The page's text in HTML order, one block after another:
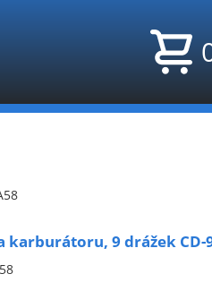
karburátoru, 9 drážek CD-